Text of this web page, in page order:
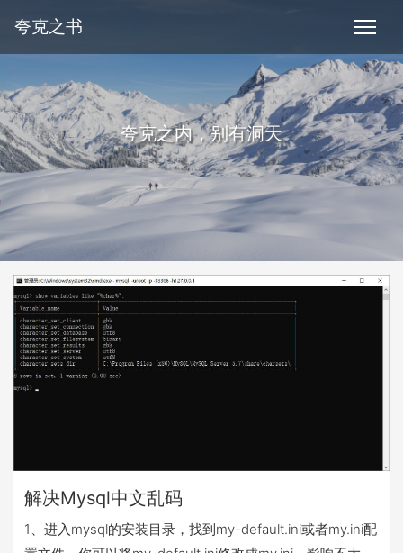
夸克之书
夸克之内，别有洞天
解决Mysql中文乱码
1、进入mysql的安装目录，找到my-default.ini或者my.ini配